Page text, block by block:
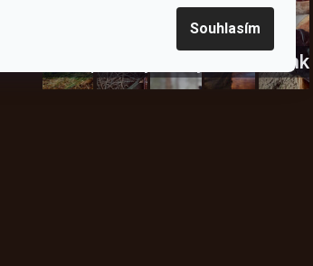
Souhlasím
Novinky